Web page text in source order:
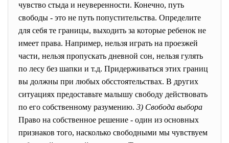
чувство стыда и неуверенности. Конечно, путь
свободы - это не путь попустительства. Определите
для себя те границы, выходить за которые ребенок не
имеет права. Например, нельзя играть на проезжей
части, нельзя пропускать дневной сон, нельзя гулять
по лесу без шапки и т.д. Придерживаться этих границ
вы должны при любых обсстоятельствах. В других
ситуациях предоставьте малышу свободу действовать
по его собственному разумению. 3) Свобода выбора
Право на собственное решение - один из основных
признаков того, насколько свободными мы чувствуем